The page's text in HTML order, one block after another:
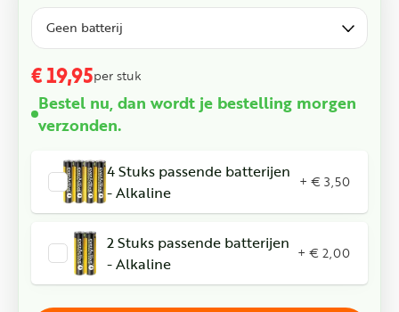
€ 19,95per stuk
Bestel nu, dan wordt je bestelling morgen
verzonden.
4 Stuks passende batterijen
- Alkaline
+ € 3,50
2 Stuks passende batterijen
- Alkaline
+ € 2,00